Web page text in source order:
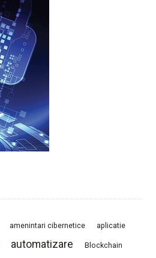
amenintari cibernetice aplicatie
automatizare Blockchain